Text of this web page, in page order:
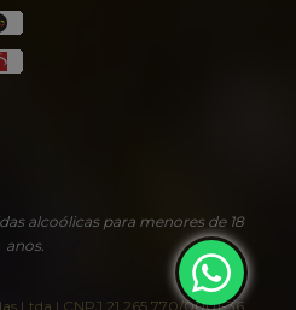
alcoólicas para menores de 18
anos.
Ltda | CNPJ 21.265.770/0001-36